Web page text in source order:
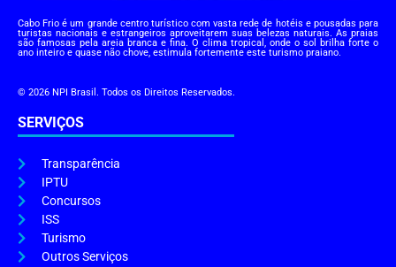
Cabo Frio é um grande centro turístico com vasta rede de hotéis e pousadas para
turistas nacionais e estrangeiros aproveitarem suas belezas naturais. As praias
são famosas pela areia branca e fina. O clima tropical, onde o sol brilha forte o
ano inteiro e quase não chove, estimula fortemente este turismo praiano.
© 2026 NPI Brasil. Todos os Direitos Reservados.
SERVIÇOS
Transparência
IPTU
Concursos
ISS
Turismo
Outros Serviços